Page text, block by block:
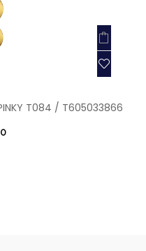
T084 / T605033866